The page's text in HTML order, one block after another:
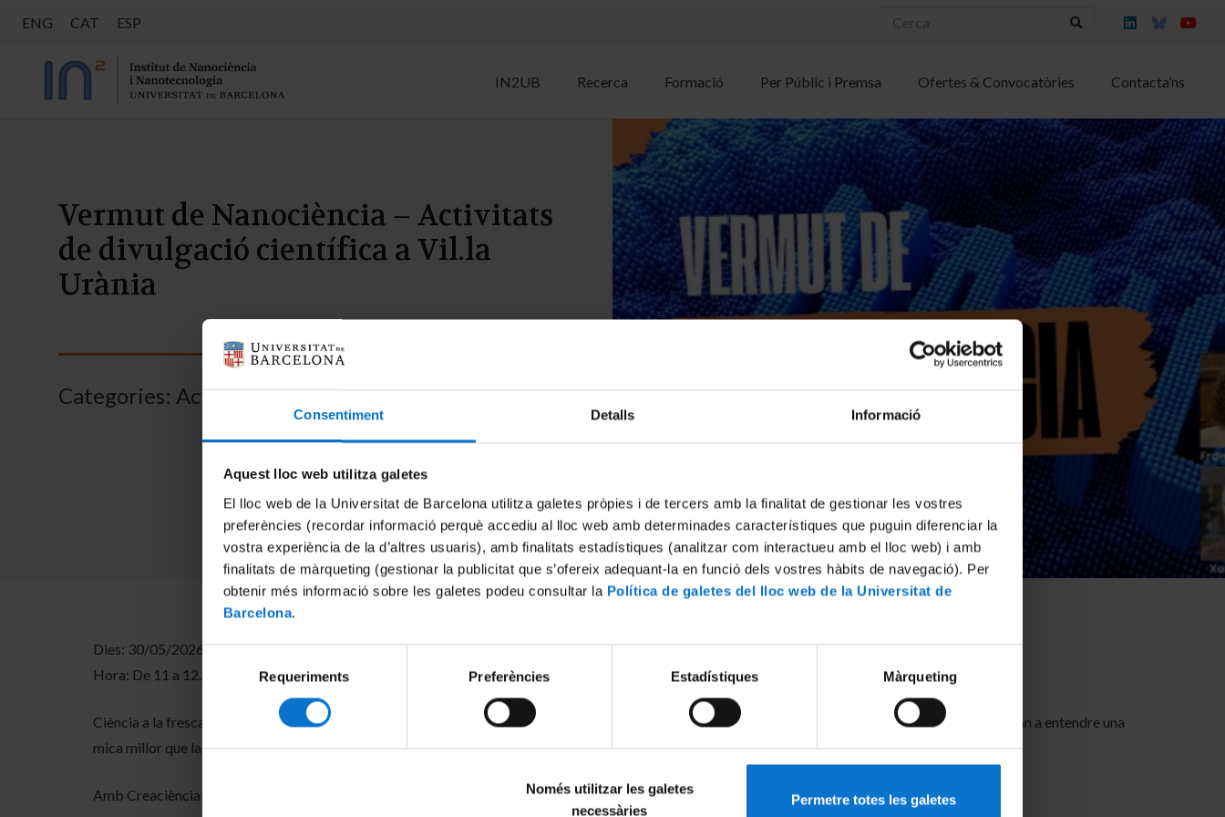
Consentiment Detalls Informació
Aquest lloc web utilitza galetes
El lloc web de la Universitat de Barcelona utilitza galetes pròpies i de tercers amb la finalitat de gestionar les vostres
preferències (recordar informació perquè accediu al lloc web amb determinades característiques que puguin diferenciar la
vostra experiència de la d’altres usuaris), amb finalitats estadístiques (analitzar com interactueu amb el lloc web) i amb
finalitats de màrqueting (gestionar la publicitat que s’ofereix adequant-la en funció dels vostres hàbits de navegació). Per
obtenir més informació sobre les galetes podeu consultar la Política de galetes del lloc web de la Universitat de
Barcelona.
Selecció
consentiment
Requeriments Preferències Estadístiques Màrqueting
Només utilitzar les galetes
necessàries
Permetre totes les galetes
ENG CAT ESP
IN2UB Recerca Formació Per Públic i Premsa Ofertes & Convocatòries Contacta’ns
Vermut de Nanociència – Activitats
de divulgació científica a Vil.la
Urània
Categories: Activitats,Notícies,Divulgació
Dies: 30/05/2026 i 06/06/2026
Hora: De 11 a 12.30 h
Ciència a la fresca! Deixem els laboratoris per un moment i portem la ciència a la terrassa: dos dissabtes pel matí i quatre veus expertes que ens ajudaran a entendre una
mica millor que la revolució de la nanotecnologia ja és una realitat.
Amb Creaciència i Arantxa Fraile Rodríguez , Lluïsa Pérez-García i Lorena Bonilla Vidal, investigadores de l’IN2UB